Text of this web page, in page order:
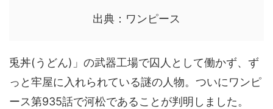
出典：ワンピース
兎丼(うどん)」の武器工場で囚人として働かず、ず
っと牢屋に入れられている謎の人物。ついにワンピ
ース第935話で河松であることが判明しました。